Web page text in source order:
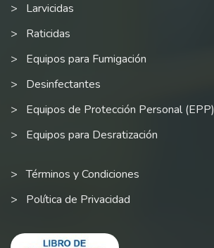
Larvicidas
Raticidas
Equipos para Fumigación
Desinfectantes
Equipos de Protección Personal (EPP)
Equipos para Desratización
Términos y Condiciones
Política de Privacidad